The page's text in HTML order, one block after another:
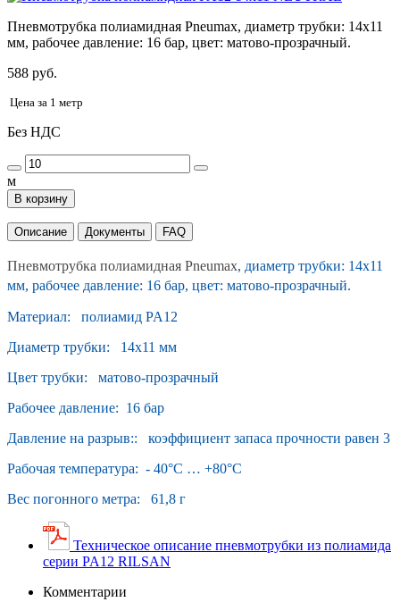
Пневмотрубка полиамидная Pneumax, диаметр трубки: 14x11
мм, рабочее давление: 16 бар, цвет: матово-прозрачный.
588 руб.
Цена за 1 метр
Без НДС
м
В корзину
Описание Документы FAQ
Пневмотрубка полиамидная Pneumax, диаметр трубки: 14x11
мм, рабочее давление: 16 бар, цвет: матово-прозрачный.
Материал: полиамид PA12
Диаметр трубки: 14x11 мм
Цвет трубки: матово-прозрачный
Рабочее давление: 16 бар
Давление на разрыв:: коэффициент запаса прочности равен 3
Рабочая температура: - 40°С … +80°С
Вес погонного метра: 61,8 г
Техническое описание пневмотрубки из полиамида
серии PA12 RILSAN
Комментарии